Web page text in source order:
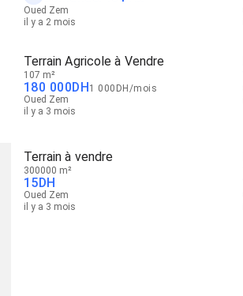
Oued Zem
il y a 2 mois
Terrain Agricole à Vendre
107 m²
180 000DH1 000 DH /mois
Oued Zem
il y a 3 mois
Terrain à vendre
300000 m²
15DH
Oued Zem
il y a 3 mois